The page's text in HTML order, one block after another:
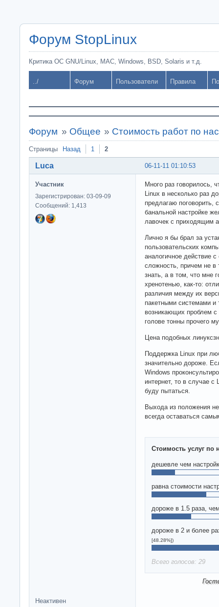
Форум StopLinux
Критика ОС GNU/Linux, MAC, Windows, BSD, Solaris и т.д.
../ Форум Пользователи Правила
Форум » Общее » Стоимость работ по
Страницы Назад 1 2
06-11-11 01:10:53
Luca
Участник
Зарегистрирован: 03-09-09
Сообщений: 1,413
Много раз говорилось,
Linux в несколько раз
предлагаю поговорить,
банальной настройке
лавочек с приходящим
Лично я бы брал за
пользовательских
аналогичное действие
сложность, причем не
знать, а в том, что мне
хренотенью, как-то:
различия между их
пакетными системами и
возникающих проблем
голове тонны прочего
Цена подобных
Поддержка Linux при
значительно дороже.
Windows
интернет, то в случае
буду пытаться.
Выхода из положения
всегда оставаться
Стоимость услуг по
дешевле чем
равна стоимости
дороже в 1.5 раза,
дороже в 2 и более
[48.28%])
Всего голосов: 29
Неактивен